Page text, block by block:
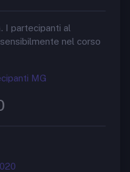
I partecipanti al
nel corso
MG